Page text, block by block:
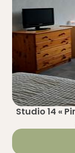
Studio 14 «